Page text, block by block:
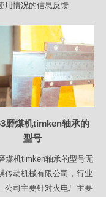
用情况的信息反馈
磨煤机timken轴承的
型号
煤机timken轴承的型号无
传动机械有限公司，行业
公司主要针对火电厂主要